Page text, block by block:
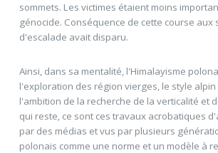
sommets. Les victimes étaient moins
génocide. Conséquence de cette course aux
d'escalade avait disparu.
Ainsi, dans sa mentalité, l'Himalayisme
l'exploration des région vierges, le style alpin
l'ambition de la recherche de la verticalité et
qui reste, ce sont ces travaux acrobatiques
par des médias et vus par plusieurs
polonais comme une norme et un modèle à